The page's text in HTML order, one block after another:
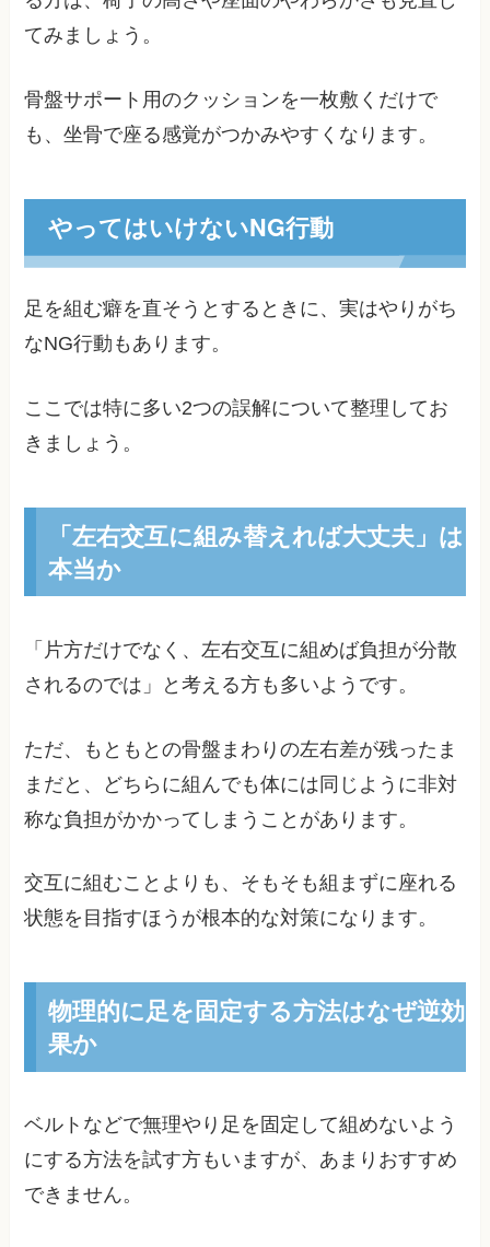
てみましょう。
骨盤サポート用のクッションを一枚敷くだけで
も、坐骨で座る感覚がつかみやすくなります。
やってはいけないNG行動
足を組む癖を直そうとするときに、実はやりがち
なNG行動もあります。
ここでは特に多い2つの誤解について整理してお
きましょう。
「左右交互に組み替えれば大丈夫」は
本当か
「片方だけでなく、左右交互に組めば負担が分散
されるのでは」と考える方も多いようです。
ただ、もともとの骨盤まわりの左右差が残ったま
まだと、どちらに組んでも体には同じように非対
称な負担がかかってしまうことがあります。
交互に組むことよりも、そもそも組まずに座れる
状態を目指すほうが根本的な対策になります。
物理的に足を固定する方法はなぜ逆効
果か
ベルトなどで無理やり足を固定して組めないよう
にする方法を試す方もいますが、あまりおすすめ
できません。